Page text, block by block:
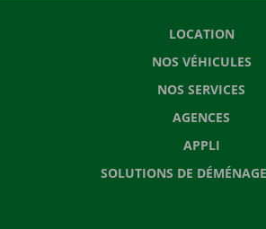
LOCATION
NOS VÉHICULES
NOS SERVICES
AGENCES
APPLI
SOLUTIONS DE